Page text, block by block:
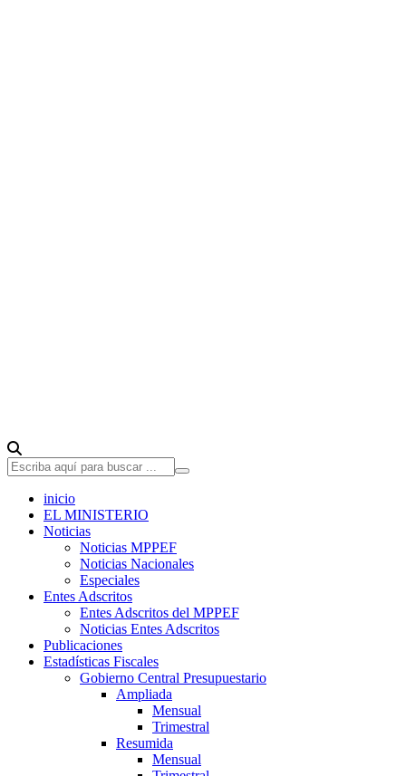
inicio
EL MINISTERIO
Noticias
Noticias MPPEF
Noticias Nacionales
Especiales
Entes Adscritos
Entes Adscritos del MPPEF
Noticias Entes Adscritos
Publicaciones
Estadísticas Fiscales
Gobierno Central Presupuestario
Ampliada
Mensual
Trimestral
Resumida
Mensual